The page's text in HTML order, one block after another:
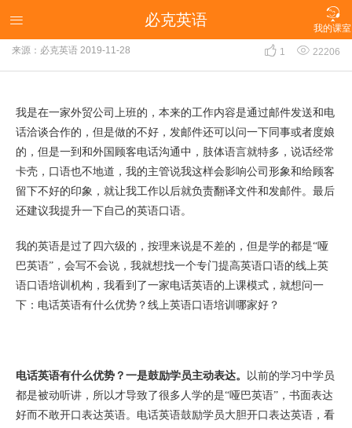

我的课室
 必克英语
电话英语有什么优势？线上英语口语培训哪家好！
来源：必克英语 2019-11-28  1  22206
我是在一家外贸公司上班的，本来的工作内容是通过邮件发送和电
话洽谈合作的，但是做的不好，发邮件还可以问一下同事或者度娘
的，但是一到和外国顾客电话沟通中，肢体语言就特多，说话经常
卡壳，口语也不地道，我的主管说我这样会影响公司形象和给顾客
留下不好的印象，就让我工作以后就负责翻译文件和发邮件。最后
还建议我提升一下自己的英语口语。
我的英语是过了四六级的，按理来说是不差的，但是学的都是“哑
巴英语”，会写不会说，我就想找一个专门提高英语口语的线上英
语口语培训机构，我看到了一家电话英语的上课模式，就想问一
下：电话英语有什么优势？线上英语口语培训哪家好？
电话英语有什么优势？一是鼓励学员主动表达。
以前的学习中学员
都是被动听讲，所以才导致了很多人学的是“哑巴英语”，书面表达
好而不敢开口表达英语。电话英语鼓励学员大胆开口表达英语，看